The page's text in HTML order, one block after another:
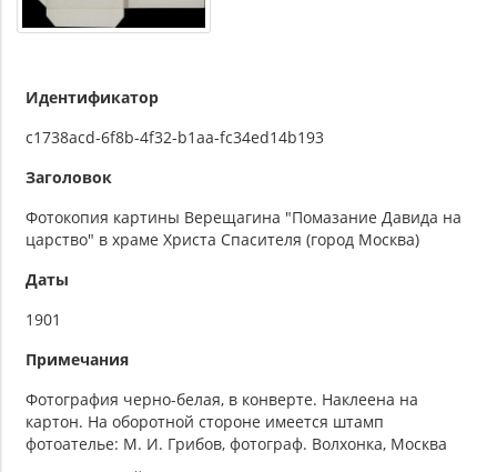
Идентификатор
c1738acd-6f8b-4f32-b1aa-fc34ed14b193
Заголовок
Фотокопия картины Верещагина "Помазание Давида на
царство" в храме Христа Спасителя (город Москва)
Даты
1901
Примечания
Фотография черно-белая, в конверте. Наклеена на
картон. На оборотной стороне имеется штамп
фотоателье: М. И. Грибов, фотограф. Волхонка, Москва